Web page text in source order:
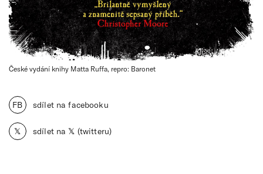
České vydání knihy Matta Ruffa, repro: Baronet
FB sdílet na facebooku
𝕏 sdílet na 𝕏 (twitteru)